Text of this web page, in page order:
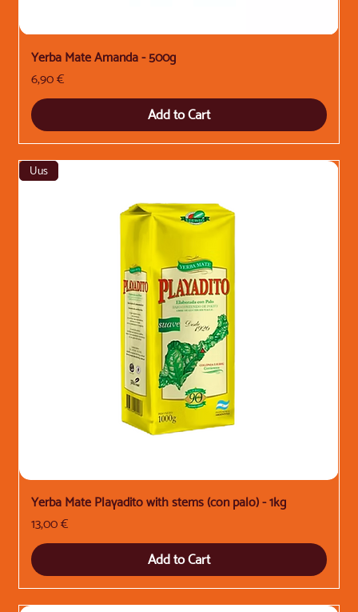
Yerba Mate Amanda - 500g
Price
6,90 €
Add to Cart
Uus
Yerba Mate Playadito with stems (con palo) - 1kg
Price
13,00 €
Add to Cart